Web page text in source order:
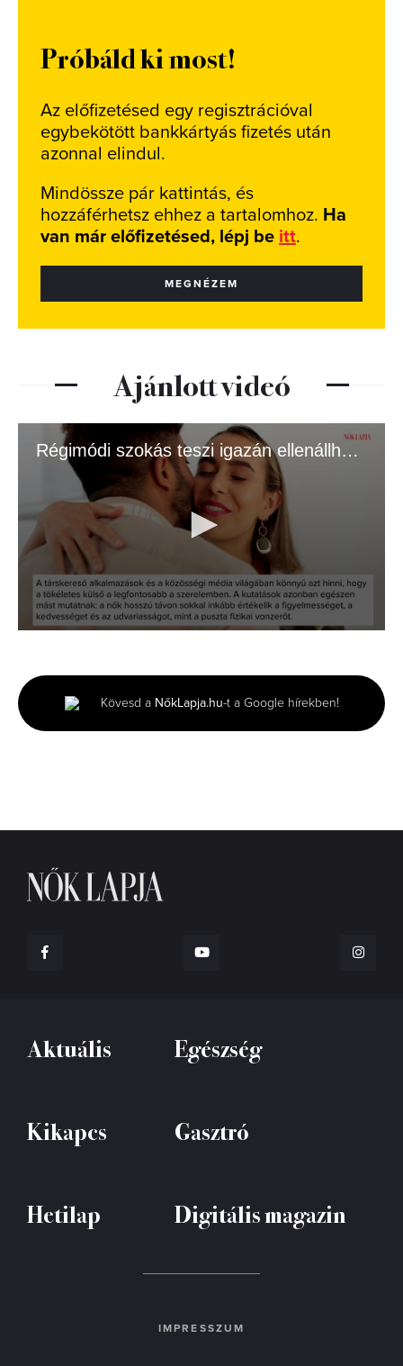
Próbáld ki most!
Az előfizetésed egy regisztrációval
egybekötött bankkártyás fizetés után
azonnal elindul.
Mindössze pár kattintás, és
hozzáférhetsz ehhez a tartalomhoz. Ha
van már előfizetésed, lépj be itt.
MEGNÉZEM
Ajánlott videó
Régimódi szokás teszi igazán ellenállhatatlanná a férfiakat
minute,
13
seconds
Kövesd a NőkLapja.hu-t a Google hírekben!
Aktuális Egészség
Kikapcs Gasztró
Hetilap Digitális magazin
IMPRESSZUM